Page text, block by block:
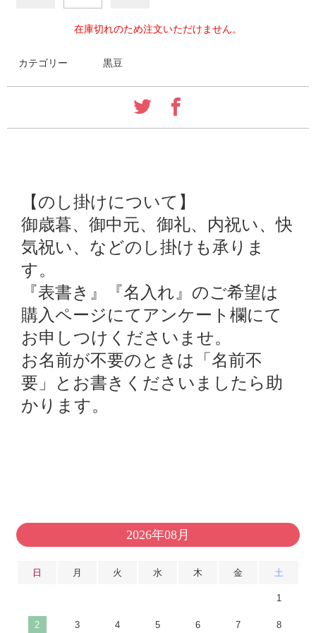
在庫切れのため注文いただけません。
カテゴリー 黒豆
【のし掛けについて】
御歳暮、御中元、御礼、内祝い、快
気祝い、などのし掛けも承りま
す。
『表書き』『名入れ』のご希望は
購入ページにてアンケート欄にて
お申しつけくださいませ。
お名前が不要のときは「名前不
要」とお書きくださいましたら助
かります。
2026年08月
日 月 火 水 木 金 土
1
2 3 4 5 6 7 8